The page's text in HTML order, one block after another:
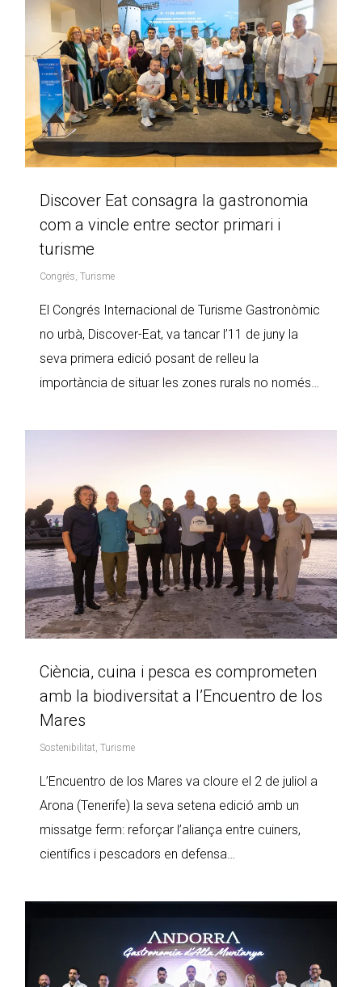
Discover Eat consagra la gastronomia
com a vincle entre sector primari i
turisme
Congrés, Turisme
El Congrés Internacional de Turisme Gastronòmic
no urbà, Discover-Eat, va tancar l’11 de juny la
seva primera edició posant de relleu la
importància de situar les zones rurals no només…
Ciència, cuina i pesca es comprometen
amb la biodiversitat a l’Encuentro de los
Mares
Sostenibilitat Turisme
L’Encuentro de los Mares va cloure el 2 de juliol a
Arona (Tenerife) la seva setena edició amb un
missatge ferm: reforçar l’aliança entre cuiners,
científics i pescadors en defensa…